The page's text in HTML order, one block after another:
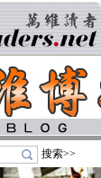
搜索>>